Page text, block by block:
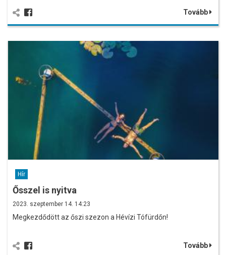
Tovább
Hír
Ősszel is nyitva
2023. szeptember 14. 14:23
Megkezdődött az őszi szezon a Hévízi Tófürdőn!
Tovább